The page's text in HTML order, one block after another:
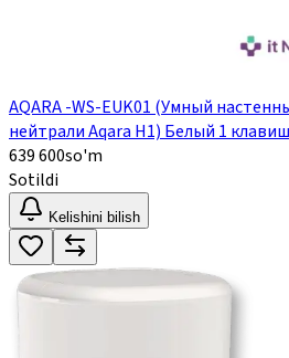
AQARA -WS-EUK01 (Умный
нейтрали Aqara H1) Белый 1
639 600so'm
Sotildi
Kelishini bilish